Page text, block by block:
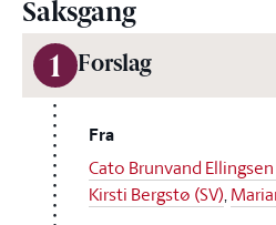
Saksgang
1 Forslag
Fra
Cato Brunvand Ellingsen
Kirsti Bergstø (SV),